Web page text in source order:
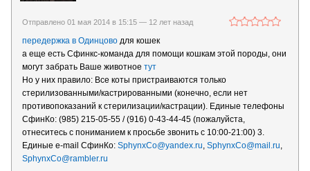
Отправлено 01 мая 2014 в 15:15 — 12 лет назад
передержка в Одинцово для кошек
а еще есть Сфинкс-команда для помощи кошкам этой породы, они
могут забрать Ваше животное тут
Но у них правило: Все коты пристраиваются только
стерилизованными/кастрированными (конечно, если нет
противопоказаний к стерилизации/кастрации). Единые телефоны
СфинКо: (985) 215-05-55 / (916) 0-43-44-45 (пожалуйста,
отнеситесь с пониманием к просьбе звонить с 10:00-21:00) 3.
Единые е-mail СфинКо: SphynxCo@yandex.ru, SphynxCo@mail.ru,
SphynxCo@rambler.ru